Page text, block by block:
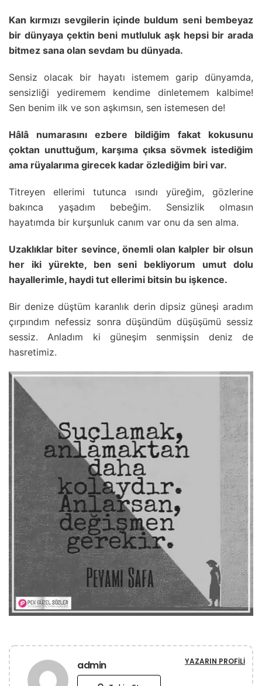
Kan kırmızı sevgilerin içinde buldum seni bembeyaz
bir dünyaya çektin beni mutluluk aşk hepsi bir arada
bitmez sana olan sevdam bu dünyada.
Sensiz olacak bir hayatı istemem garip dünyamda,
sensizliği yediremem kendime dinletemem kalbime!
Sen benim ilk ve son aşkımsın, sen istemesen de!
Hâlâ numarasını ezbere bildiğim fakat kokusunu
çoktan unuttuğum, karşıma çıksa sövmek istediğim
ama rüyalarıma girecek kadar özlediğim biri var.
Titreyen ellerimi tutunca ısındı yüreğim, gözlerine
bakınca yaşadım bebeğim. Sensizlik olmasın
hayatımda bir kurşunluk canım var onu da sen alma.
Uzaklıklar biter sevince, önemli olan kalpler bir olsun
her iki yürekte, ben seni bekliyorum umut dolu
hayallerimle, haydi tut ellerimi bitsin bu işkence.
Bir denize düştüm karanlık derin dipsiz güneşi aradım
çırpındım nefessiz sonra düşündüm düşüşümü sessiz
sessiz. Anladım ki güneşim senmişsin deniz de
hasretimiz.
admin YAZARIN PROFILI